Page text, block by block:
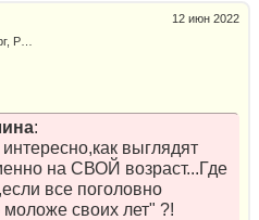
12 июн 2022
:
выглядят
на СВОЙ возраст...Где
все поголовно
моложе своих лет" ?!